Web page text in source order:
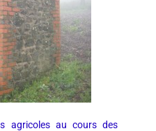
agricoles au cours des